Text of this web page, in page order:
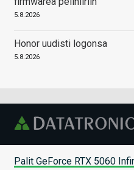
5.8.2026
Honor uudisti logonsa
5.8.2026
Palit GeForce RTX 5060